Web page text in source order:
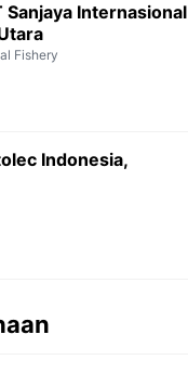
Sanjaya Internasional
Fishery
Indonesia,